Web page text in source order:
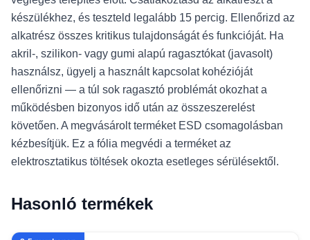
készülékhez, és teszteld legalább 15 percig. Ellenőrizd az
alkatrész összes kritikus tulajdonságát és funkcióját. Ha
akril-, szilikon- vagy gumi alapú ragasztókat (javasolt)
használsz, ügyelj a használt kapcsolat kohézióját
ellenőrizni — a túl sok ragasztó problémát okozhat a
működésben bizonyos idő után az összeszerelést
követően. A megvásárolt terméket ESD csomagolásban
kézbesítjük. Ez a fólia megvédi a terméket az
elektrosztatikus töltések okozta esetleges sérülésektől.
Hasonló termékek